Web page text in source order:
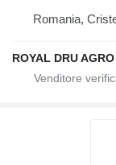
Romania,
ROYAL DRU